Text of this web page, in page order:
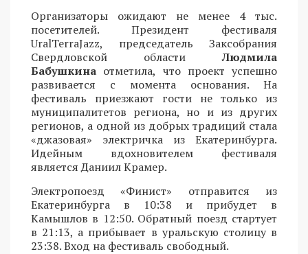
Организаторы ожидают не менее 4 тыс.
посетителей. Президент фестиваля
UralTerraJazz, председатель Заксобрания
Свердловской областиЛюдмила
Бабушкина отметила, что проект успешно
развивается с момента основания. На
фестиваль приезжают гости не только из
муниципалитетов региона, но и из других
регионов, а одной из добрых традиций стала
«джазовая» электричка из Екатеринбурга.
Идейным вдохновителем фестиваля
является Даниил Крамер.
Электропоезд «Финист» отправится из
Екатеринбурга в 10:38 и прибудет в
Камышлов в 12:50. Обратный поезд стартует
в 21:13, а прибывает в уральскую столицу в
23:38. Вход на фестиваль свободный.